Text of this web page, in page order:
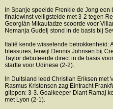
In Spanje speelde Frenkie de Jong
finalewinst veiligstelde met 3-2 tegen
Georgián Mikautadze scoorde voor
Nemanja Gudelj stond in de basis bij
Italië kende wisselende betrokkenheid:
blessures, terwijl Dennis Johnsen bij
Taylor debuteerde direct in de basis
startte voor Udinese (2-2).
In Duitsland leed Christian Eriksen met
Rasmus Kristensen zag Eintracht
glippen: 3-3. Goalkeeper Diant Ramaj
met Lyon (2-1).